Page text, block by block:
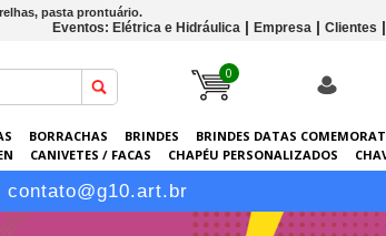
pasta prontuário.
Eventos: Elétrica e Hidráulica Empresa Clientes
0
BORRACHAS BRINDES BRINDES DATAS
CANIVETES / FACAS CHAPÉU PERSONALIZADOS
GARRAFAS PERSONALIZADAS GRÁFICA GUARDA-
contato@g10.art.br